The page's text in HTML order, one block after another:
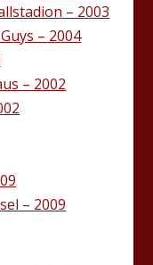
– 2003
– 2004
– 2002
– 2009